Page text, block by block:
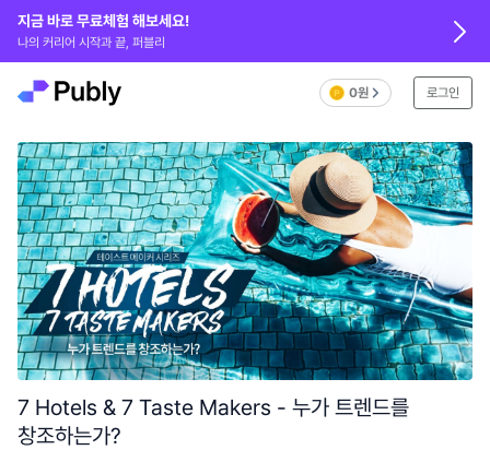
0원 로그인
지금 바로 무료체험 해보세요!
나의 커리어 시작과 끝, 퍼블리
7 Hotels & 7 Taste Makers - 누가 트렌드를
창조하는가?